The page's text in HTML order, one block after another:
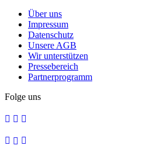
Über uns
Impressum
Datenschutz
Unsere AGB
Wir unterstützen
Pressebereich
Partnerprogramm
Folge uns